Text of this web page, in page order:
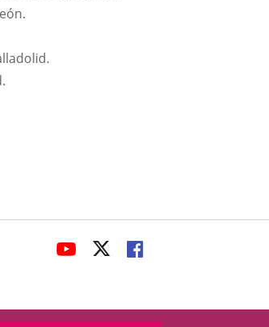
ENLACE
APLICACIÓN
ENLACE
APLICACIÓN
ENLACE
APLICACIÓN